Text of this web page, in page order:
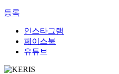
등록
인스타그램
페이스북
유튜브